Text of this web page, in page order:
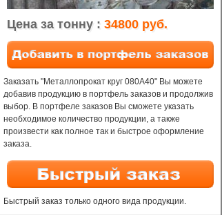
Цена за тонну : 34800 руб.
Заказать "Металлопрокат круг 080A40" Вы можете
добавив продукцию в портфель заказов и продолжив
выбор. В портфеле заказов Вы сможете указать
необходимое количество продукции, а также
произвести как полное так и быстрое оформление
заказа.
Быстрый заказ только одного вида продукции.